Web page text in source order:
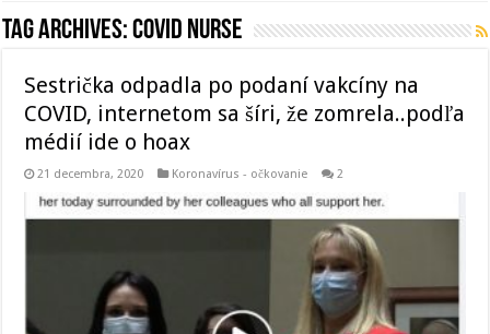
Tag Archives:covid nurse
Sestrička odpadla po podaní vakcíny na
COVID, internetom sa šíri, že zomrela..podľa
médií ide o hoax
21 decembra, 2020 Koronavírus - očkovanie 2